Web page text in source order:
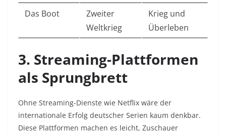
Das Boot
Zweiter
Weltkrieg
Krieg und
Überleben
3. Streaming-Plattformen
als Sprungbrett
Ohne Streaming-Dienste wie Netflix wäre der
internationale Erfolg deutscher Serien kaum denkbar.
Diese Plattformen machen es leicht, Zuschauer